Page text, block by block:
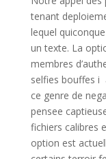
tenant
lequel
un texte. La
membres
selfies bouffes i
ce genre de
pensee
fichiers calibres
option est